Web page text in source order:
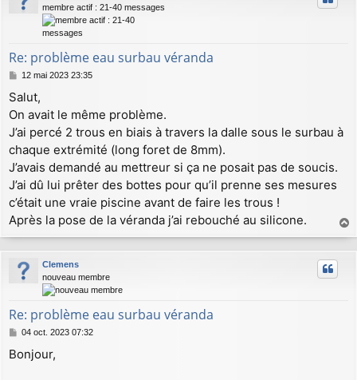
membre actif : 21-40 messages
Re: problème eau surbau véranda
M
s
s
g
e
12 mai 2023 23:35
Salut,
On avait le même problème.
J’ai percé 2 trous en biais à travers la dalle sous le surbau à
chaque extrémité (long foret de 8mm).
J’avais demandé au mettreur si ça ne posait pas de soucis.
J’ai dû lui prêter des bottes pour qu’il prenne ses mesures
c’était une vraie piscine avant de faire les trous !
Après la pose de la véranda j’ai rebouché au silicone.
a
u
Clemens
nouveau membre
Re: problème eau surbau véranda
M
s
04 oct. 2023 07:32
Bonjour,